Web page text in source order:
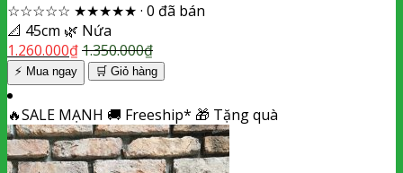
☆☆☆☆☆ ★★★★★ · 0 đã bán
📐 45cm 🌿 Nứa
1.260.000₫1.350.000₫
⚡ Mua ngay 🛒 Giỏ hàng
🔥SALE MẠNH 🚚 Freeship* 🎁 Tặng quà